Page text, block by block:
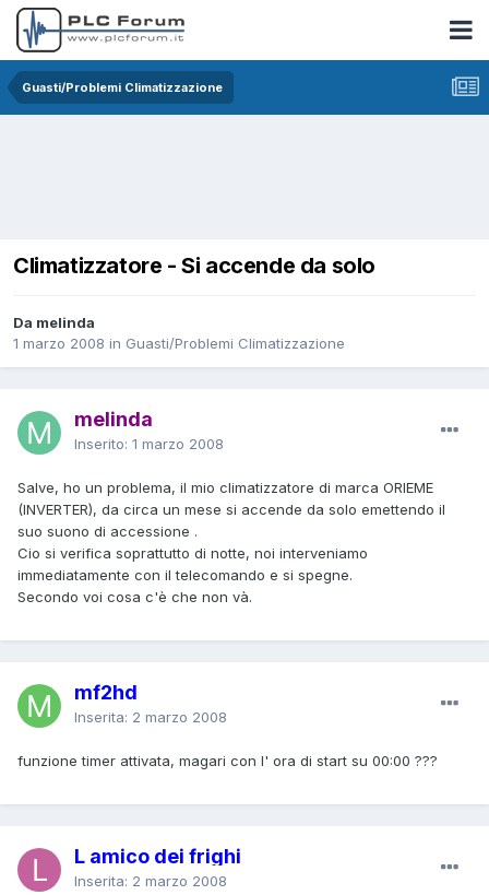
Guasti/Problemi Climatizzazione
Climatizzatore - Si accende da solo
Da melinda
1 marzo 2008 in Guasti/Problemi Climatizzazione
melinda
Inserito: 1 marzo 2008
Salve, ho un problema, il mio climatizzatore di marca ORIEME
(INVERTER), da circa un mese si accende da solo emettendo il
suo suono di accessione .
Cio si verifica soprattutto di notte, noi interveniamo
immediatamente con il telecomando e si spegne.
Secondo voi cosa c'è che non và.
mf2hd
Inserita: 2 marzo 2008
funzione timer attivata, magari con l' ora di start su 00:00 ???
L amico dei frighi
Inserita: 2 marzo 2008